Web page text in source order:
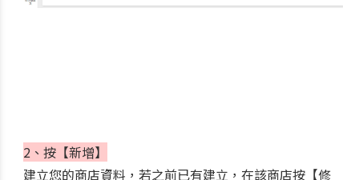
2、按【新增】
建立您的商店資料，若之前已有建立，在該商店按【修